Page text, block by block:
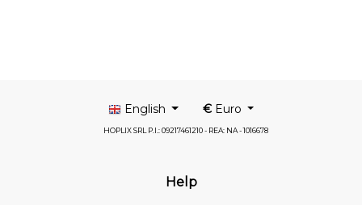
English €Euro
HOPLIX SRL P.I.: 09217461210 - REA: NA - 1016678
Help